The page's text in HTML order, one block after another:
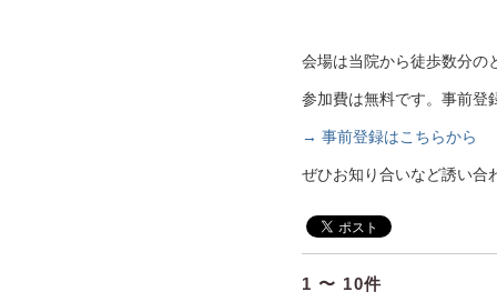
会場は当院から徒歩数分の
参加費は無料です。事前登
→ 事前登録はこちらから
ぜひお知り合いなど誘い合
1 〜 10件